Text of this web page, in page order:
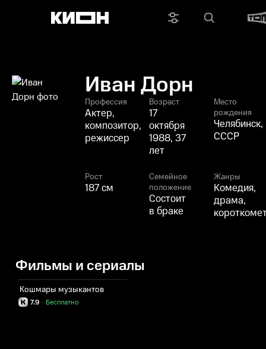
Иван Дорн
Профессия
Актер,
композитор,
режиссер
Возраст
17
октября
1988, 37
лет
Место
рождения
Челябинск,
СССР
Рост
187 см
Семейное
положение
Состоит
в браке
Жанры
Комедия,
драма,
Фильмы и сериалы
Кошмары музыкантов
7.9 Бесплатно
·